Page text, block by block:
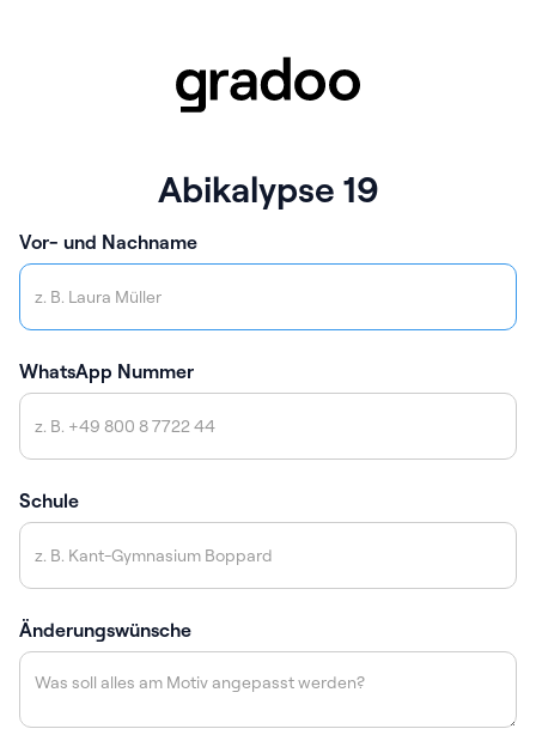
Abikalypse 19
Vor- und Nachname
WhatsApp Nummer
Schule
Änderungswünsche